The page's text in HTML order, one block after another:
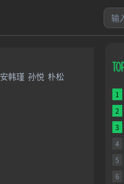
安韩瑾 孙悦 朴松
1
2
3
4
5
6